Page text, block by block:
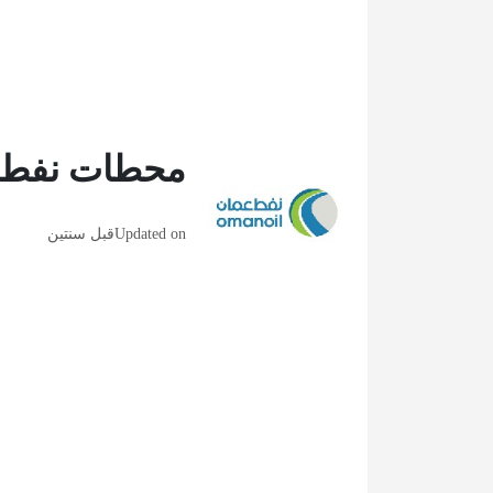
محطات
Updated onقبل سنتين